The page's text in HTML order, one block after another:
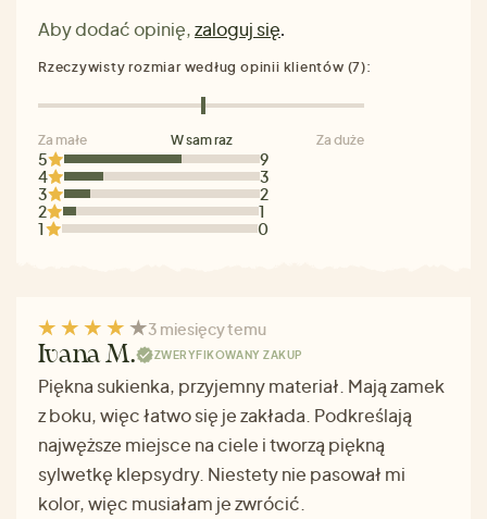
Aby dodać opinię,zaloguj się.
5
9
4
3
3
2
2
1
1
0
Rzeczywisty rozmiar według opinii klientów (7):
Za małe W sam raz Za duże
3 miesięcy temu
Ivana M. ZWERYFIKOWANY ZAKUP
Piękna sukienka, przyjemny materiał. Mają zamek
z boku, więc łatwo się je zakłada. Podkreślają
najwęższe miejsce na ciele i tworzą piękną
sylwetkę klepsydry. Niestety nie pasował mi
kolor, więc musiałam je zwrócić.